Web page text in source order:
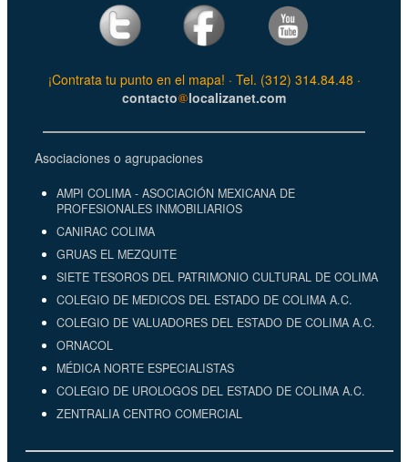
¡Contrata tu punto en el mapa! · Tel. (312) 314.84.48 ·
contacto
localizanet.com
Asociaciones o agrupaciones
AMPI COLIMA - ASOCIACIÓN MEXICANA DE
PROFESIONALES INMOBILIARIOS
CANIRAC COLIMA
GRUAS EL MEZQUITE
SIETE TESOROS DEL PATRIMONIO CULTURAL DE COLIMA
COLEGIO DE MEDICOS DEL ESTADO DE COLIMA A.C.
COLEGIO DE VALUADORES DEL ESTADO DE COLIMA A.C.
ORNACOL
MÉDICA NORTE ESPECIALISTAS
COLEGIO DE UROLOGOS DEL ESTADO DE COLIMA A.C.
ZENTRALIA CENTRO COMERCIAL